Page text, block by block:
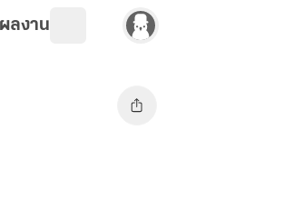
ลงาน